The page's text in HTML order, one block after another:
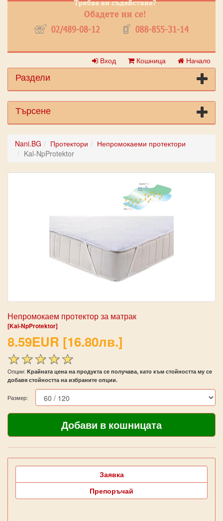
Вход Кошница Начало
Раздели
Търсене
Nani.BG Протектори
Непромокаеми протектори
Kal-NpProtektor
Непромокаем протектор за матрак
[Kal-NpProtektor]
8.59EUR [16.80лв.]
Опции: Kрайната цена на продукта се получава, като към стойността му се
добавя стойността на избраните опции.
Размер:
Заявка
Препоръчай